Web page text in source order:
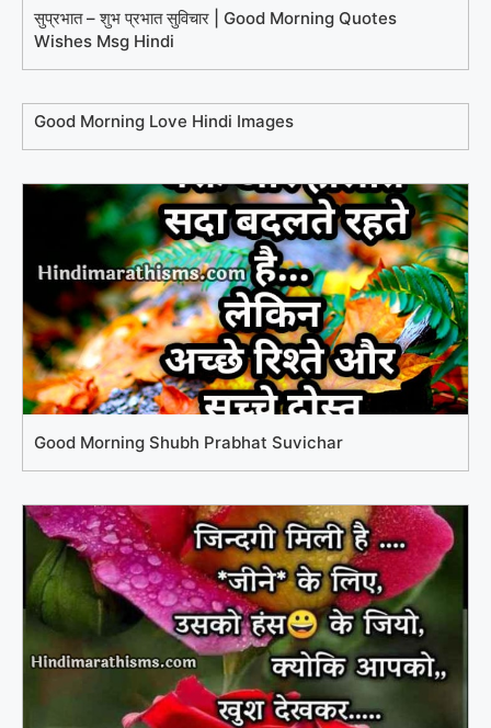
सुप्रभात – शुभ प्रभात सुविचार | Good Morning Quotes
Wishes Msg Hindi
Good Morning Love Hindi Images
Good Morning Shubh Prabhat Suvichar